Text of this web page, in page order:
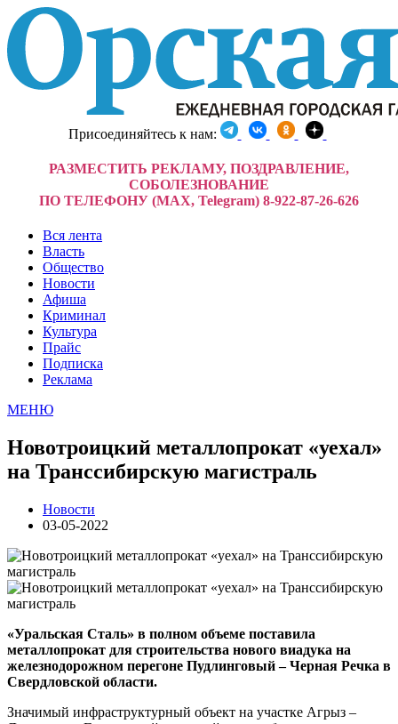
Присоединяйтесь к нам:
РАЗМЕСТИТЬ РЕКЛАМУ, ПОЗДРАВЛЕНИЕ,
СОБОЛЕЗНОВАНИЕ
ПО ТЕЛЕФОНУ (MAX, Telegram) 8-922-87-26-626
Вся лента
Власть
Общество
Новости
Афиша
Криминал
Культура
Прайс
Подписка
Реклама
МЕНЮ
Новотроицкий металлопрокат «уехал»
на Транссибирскую магистраль
Новости
03-05-2022
«Уральская Сталь» в полном объеме поставила
металлопрокат для строительства нового виадука на
железнодорожном перегоне Пудлинговый – Черная Речка в
Свердловской области.
Значимый инфраструктурный объект на участке Агрыз –